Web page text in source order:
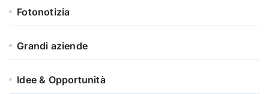
Fotonotizia
Grandi aziende
Idee & Opportunità